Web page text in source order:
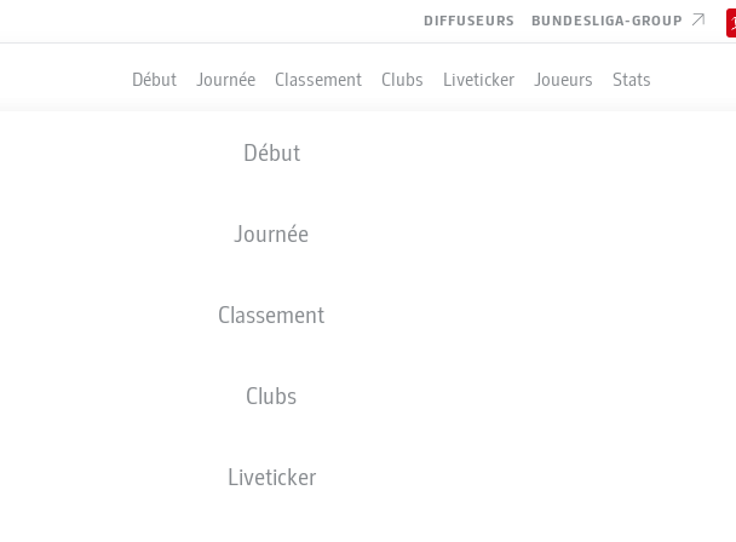
DIFFUSEURS BUNDESLIGA-GROUP
Début Journée Classement Clubs Liveticker Joueurs Stats
Début
Journée
Classement
Clubs
Liveticker